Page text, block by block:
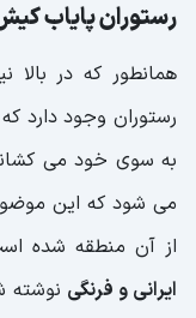
رستوران پایاب
همانطور که در
رستوران وجود دارد
به سوی خود می
می شود که این
از آن منطقه شده
ایرانی و فرنگی نوشته